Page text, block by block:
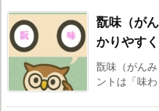
翫味（が
かりやす
翫味（がん
ントは「味わ